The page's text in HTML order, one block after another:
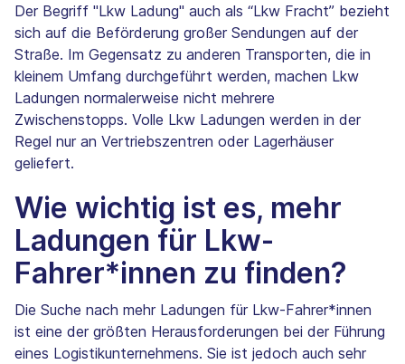
Der Begriff "Lkw Ladung" auch als “Lkw Fracht” bezieht
sich auf die Beförderung großer Sendungen auf der
Straße. Im Gegensatz zu anderen Transporten, die in
kleinem Umfang durchgeführt werden, machen Lkw
Ladungen normalerweise nicht mehrere
Zwischenstopps. Volle Lkw Ladungen werden in der
Regel nur an Vertriebszentren oder Lagerhäuser
geliefert.
Wie wichtig ist es, mehr
Ladungen für Lkw-
Fahrer*innen zu finden?
Die Suche nach mehr Ladungen für Lkw-Fahrer*innen
ist eine der größten Herausforderungen bei der Führung
eines Logistikunternehmens. Sie ist jedoch auch sehr